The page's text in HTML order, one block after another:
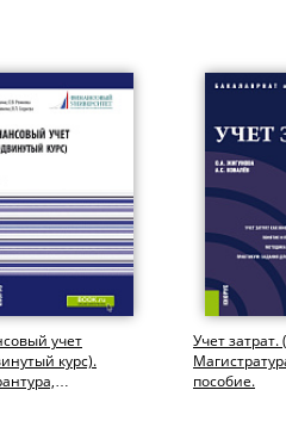
учет
курс).
Учет затрат.
пособие.